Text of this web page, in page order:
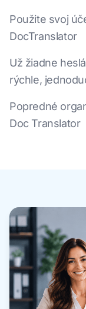
Použite svoj
DocTranslator
Už žiadne
rýchle,
Popredné
Doc Translator